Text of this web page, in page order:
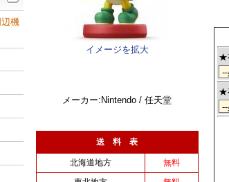
イメージを拡大
メーカー:Nintendo / 任天堂
送 料 表
北海道地方
無料
★
★
機